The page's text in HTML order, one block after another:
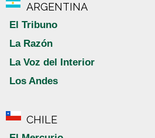
ARGENTINA
El Tribuno
La Razón
La Voz del Interior
Los Andes
CHILE